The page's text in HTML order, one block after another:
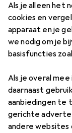
Als je alleen het
cookies en
apparaat en je
we nodig om je
basisfuncties
Als je overal
daarnaast
aanbiedingen te
gerichte
andere websites